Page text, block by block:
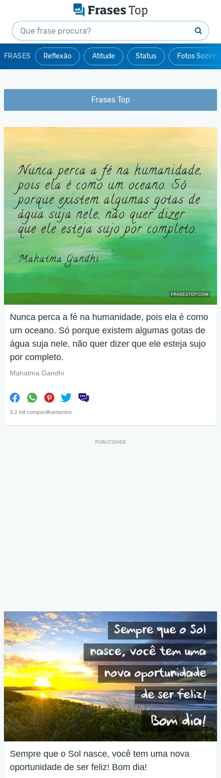
FRASES Reflexão Atitude Status Fotos
Frases Top
Nunca perca a fé na humanidade, pois ela é como
um oceano. Só porque existem algumas gotas de
água suja nele, não quer dizer que ele esteja sujo
por completo.
Mahatma Gandhi
9.2 mil compartilhamentos
Sempre que o Sol nasce, você tem uma nova
oportunidade de ser feliz! Bom dia!